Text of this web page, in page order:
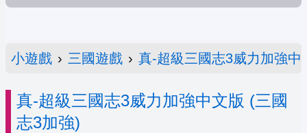
小遊戲 › 三國遊戲 › 真-超級三國志3威力加強中
真-超級三國志3威力加強中文版 (三國
志3加強)